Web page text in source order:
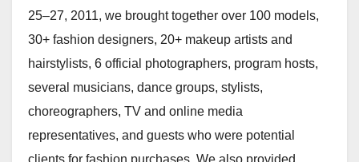
25–27, 2011, we brought together over 100 models,
30+ fashion designers, 20+ makeup artists and
hairstylists, 6 official photographers, program hosts,
several musicians, dance groups, stylists,
choreographers, TV and online media
representatives, and guests who were potential